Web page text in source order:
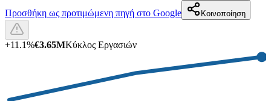
Προσθήκη ως προτιμώμενη πηγή στο Google Κοινοποίηση
+11.1%€3.65MΚύκλος Εργασιών